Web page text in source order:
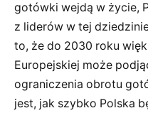
gotówki wejdą w życie,
z liderów w tej
to, że do 2030 roku
Europejskiej może
ograniczenia obrotu
jest, jak szybko Polska